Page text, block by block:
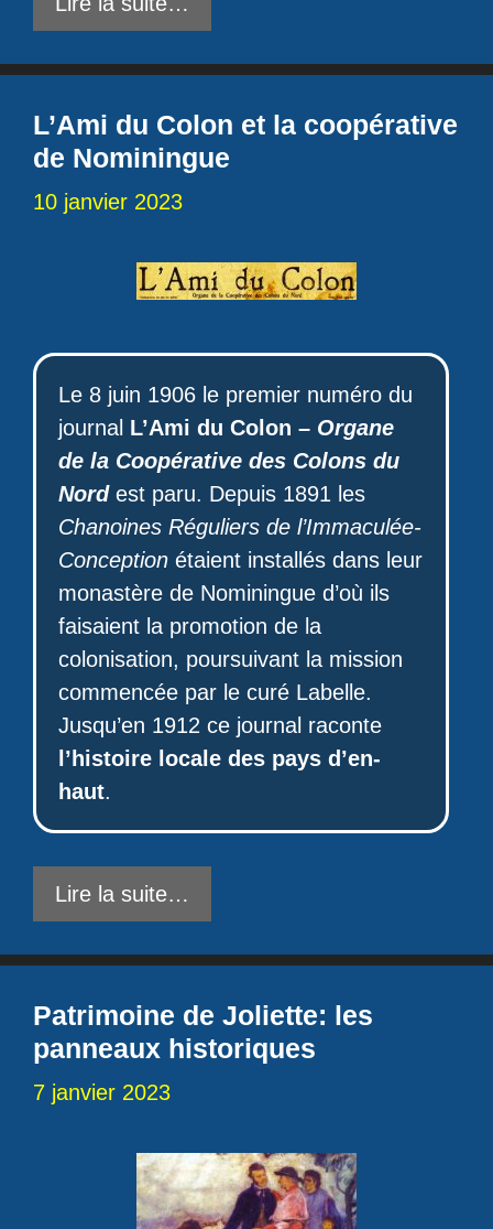
L’Ami du Colon et la coopérative
de Nominingue
10 janvier 2023
Le 8 juin 1906 le premier numéro du
journal L’Ami du Colon – Organe
de la Coopérative des Colons du
Nordest paru. Depuis 1891 les
Chanoines Réguliers de l’Immaculée-
Conception étaient installés dans leur
monastère de Nominingue d’où ils
faisaient la promotion de la
colonisation, poursuivant la mission
commencée par le curé Labelle.
Jusqu’en 1912 ce journal raconte
l’histoire locale des pays d’en-
haut.
Lire la suite…
Patrimoine de Joliette: les
panneaux historiques
7 janvier 2023